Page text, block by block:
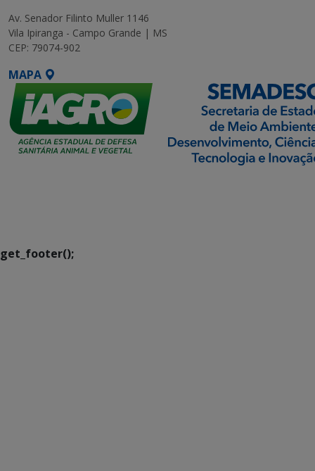
Av. Senador Filinto Muller 1146
Vila Ipiranga - Campo Grande | MS
CEP: 79074-902
MAPA
get_footer();